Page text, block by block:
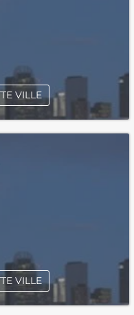
VILLE
VILLE